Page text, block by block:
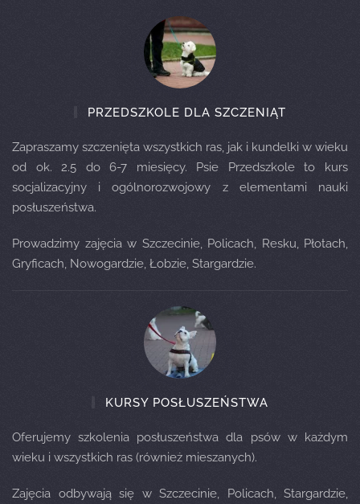
PRZEDSZKOLE DLA SZCZENIĄT
Zapraszamy szczenięta wszystkich ras, jak i kundelki w wieku
od ok. 2.5 do 6-7 miesięcy. Psie Przedszkole to kurs
socjalizacyjny i ogólnorozwojowy z elementami nauki
posłuszeństwa.
Prowadzimy zajęcia w Szczecinie, Policach, Resku, Płotach,
Gryficach, Nowogardzie, Łobzie, Stargardzie.
KURSY POSŁUSZEŃSTWA
Oferujemy szkolenia posłuszeństwa dla psów w każdym
wieku i wszystkich ras (również mieszanych).
Zajęcia odbywają się w Szczecinie, Policach, Stargardzie,